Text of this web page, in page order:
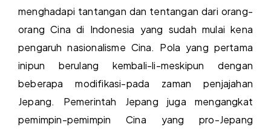
menghadapi tantangan dan tentangan dari orang-
orang Cina di Indonesia yang sudah mulai kena
pengaruh nasionalisme Cina. Pola yang pertama
inipun berulang kembali-li-meskipun dengan
beberapa modifikasi-pada zaman penjajahan
Jepang. Pemerintah Jepang juga mengangkat
pemimpin-pemimpin Cina yang pro-Jepang